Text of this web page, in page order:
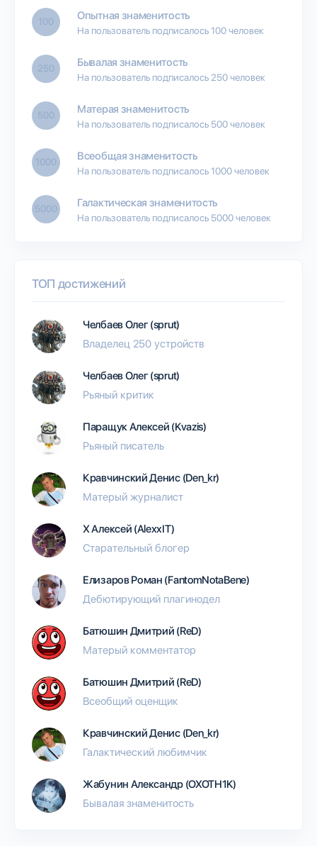
100 Опытная знаменитость
На пользователь подписалось 100 человек
250 Бывалая знаменитость
На пользователь подписалось 250 человек
500 Матерая знаменитость
На пользователь подписалось 500 человек
1000 Всеобщая знаменитость
На пользователь подписалось 1000 человек
5000 Галактическая знаменитость
На пользователь подписалось 5000 человек
ТОП достижений
Челбаев Олег (sprut)
Владелец 250 устройств
Челбаев Олег (sprut)
Рьяный критик
Паращук Алексей (Kvazis)
Рьяный писатель
Кравчинский Денис (Den_kr)
Матерый журналист
Х Алексей (AlexxIT)
Старательный блогер
Елизаров Роман (FantomNotaBene)
Дебютирующий плагинодел
Батюшин Дмитрий (ReD)
Матерый комментатор
Батюшин Дмитрий (ReD)
Всеобщий оценщик
Кравчинский Денис (Den_kr)
Галактический любимчик
Жабунин Александр (OXOTH1K)
Бывалая знаменитость